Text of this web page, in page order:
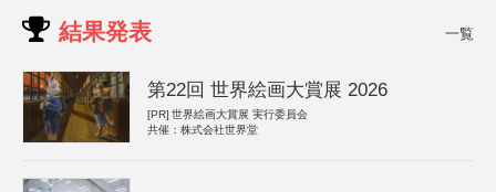
結果発表 一覧
第22回 世界絵画大賞展 2026
[PR] 世界絵画大賞展 実行委員会
共催：株式会社世界堂